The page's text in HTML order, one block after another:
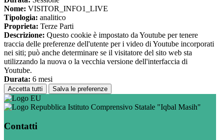
Nome: VISITOR_INFO1_LIVE
Tipologia: analitico
Proprieta: Terze Parti
Descrizione: Questo cookie è impostato da Youtube per tenere
traccia delle preferenze dell'utente per i video di Youtube incorporati
nei siti; può anche determinare se il visitatore del sito web sta
utilizzando la nuova o la vecchia versione dell'interfaccia di
Youtube.
Durata: 6 mesi
Accetta tutti Salva le preferenze
Istituto Comprensivo Statale "Iqbal Masih"
Contatti